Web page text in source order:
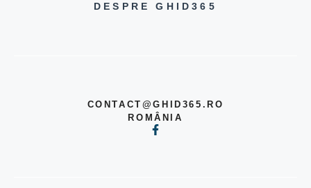
DESPRE GHID365
CONTACT@GHID365.RO
ROMÂNIA